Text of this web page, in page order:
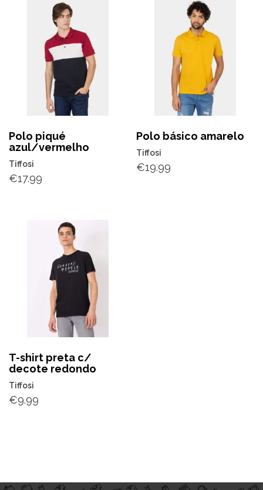
Polo piqué
azul/vermelho
Tiffosi
€17.99
Polo básico amarelo
Tiffosi
€19.99
T-shirt preta c/
decote redondo
Tiffosi
€9.99